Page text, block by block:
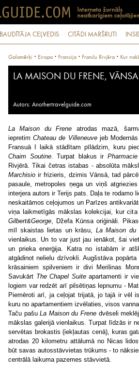
BAUDĪTĀJA CEĻVEDIS CITĀDI MARŠRUTI
Galamērķi · Eiropa · Francija · Franču Rivjēra · Kur
LA MAISON DU FRENE, VĀNSA
Autors: Anothertravelguide.com
La Maison du Frene atrodas mazā,
iepretimChateau de Villeneuvejeb
Fransuā I laikā stādītam pīlādzim, kuru
Chaim Soutine. Turpat blakus ir
Rivjērā. Tikai četras istabas - absolūta
Marchisio ir frizieris, dzimis Vānsā, tad
pasaule, metropoles ņega un viņš
interjera autors ir Terijs pats. Daļa te rodamo
neskaitāmos ceļojumos un Parīzes
viņa laikmetīgās mākslas kolekcijai, kur
Gilbert&George, Džefa Kūnsa oriģināli.
mīl skaistas lietas un krāsu, La Maison du
vienlaikus. Un to var just jau ienākot, šai
un prieka enerģija. Katra no istabām ir
atgādinot nelielu dzīvokli. Augšstāva
krāsainiem spilveniem ir divi Merilinas
Savukārt The Chapel Suiteapartamenti ir
logiem var redzēt arī pilsētiņas lepnumu -
Piemēroti arī, ja ceļojat trijatā, jo tajā ir vēl
kuru no apartamentiem izvēlaties, visos
Taču pašuLa Maison du Frene dvēseli
mākslas galerijā vienlaikus. Turpat līdzās ir
servētas brokastis (iekļautas cenā), kuras
atrodas 20 kilometru attālumā no Nicas
būt savas autosstāvvietas trūkums - to
centrālā laikuma pazemes stāvvietā.